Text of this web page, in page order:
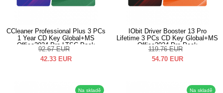
CCleaner Professional Plus 3 PCs
1 Year CD Key Global+MS
Office2024 Pro LTSC Pack
92.67 EUR
42.33 EUR
IObit Driver Booster 13 Pro
Lifetime 3 PCs CD Key Global+MS
Office2024 Pro Pack
119.76 EUR
54.70 EUR
Na skladě Na skladě